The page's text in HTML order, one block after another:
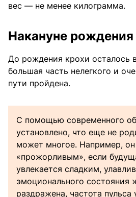
вес — не менее килограмма.
Накануне рождения
До рождения крохи осталось
большая часть нелегкого и
пути пройдена.
С помощью современного
установлено, что еще не
может многое. Например, он
«прожорливым», если
увлекается сладким,
эмоционального состояния
раздражена, частота